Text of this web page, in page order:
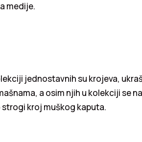
medije.
jednostavnih su krojeva,
a osim njih u kolekciji se
kroj muškog kaputa.